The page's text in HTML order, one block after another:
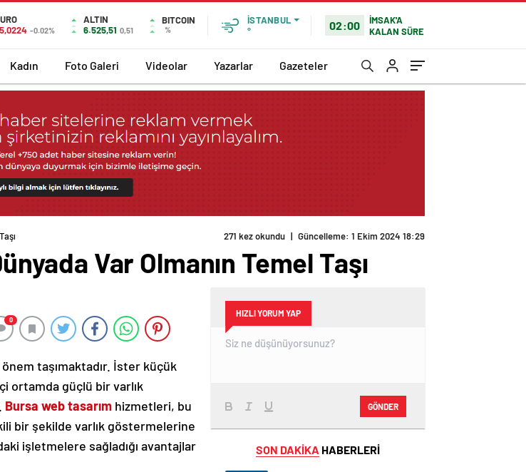
-0.02%
ALTIN
6.525,51 0,51
BITCOIN
%
İSTANBUL
°
02:00
İMSAK'A
KALAN SÜRE
Kadın Foto Galeri Videolar Yazarlar Gazeteler
Var Olmanın Temel Taşı
0
taşımaktadır. İster küçük
ortamda güçlü bir varlık
Bursa web tasarım hizmetleri, bu
bir şekilde varlık göstermelerine
işletmelere sağladığı avantajlar
HIZLI YORUM YAP
GÖNDER
SON DAKİKA HABERLERİ